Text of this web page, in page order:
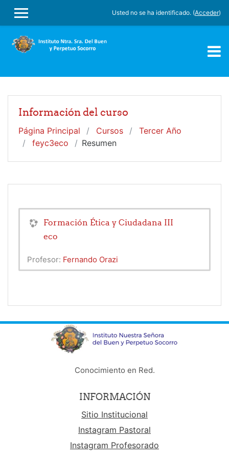
PANEL LATERAL
Usted no se ha identificado. (Acceder)
Información del curso
Página Principal Cursos
Tercer Año
feyc3eco
Resumen
Formación Ética y Ciudadana III
eco
Profesor: Fernando Orazi
Conocimiento en Red.
INFORMACIÓN
Sitio Institucional
Instagram Pastoral
Instagram Profesorado